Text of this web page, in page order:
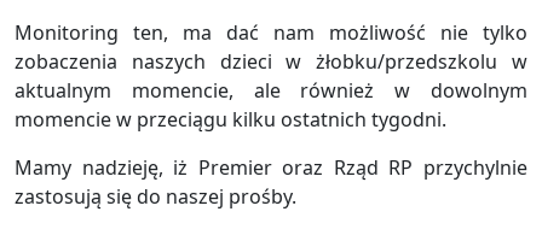
Monitoring ten, ma dać nam możliwość nie tylko
zobaczenia naszych dzieci w żłobku/przedszkolu w
aktualnym momencie, ale również w dowolnym
momencie w przeciągu kilku ostatnich tygodni.
Mamy nadzieję, iż Premier oraz Rząd RP przychylnie
zastosują się do naszej prośby.